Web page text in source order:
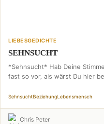
LIEBESGEDICHTE
SEHNSUCHT
*Sehnsucht* Hab Deine
fast so vor, als wärst Du hier
SehnsuchtBeziehungLebensmensch
Chris Peter